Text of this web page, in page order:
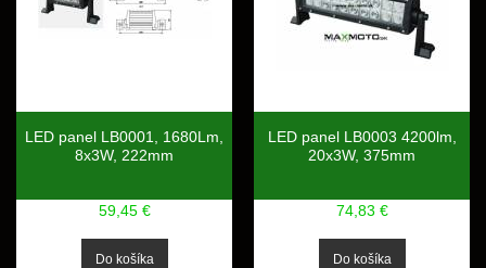
LED panel LB0001, 1680Lm,
8x3W, 222mm
59,45 €
LED panel LB0003 4200lm,
20x3W, 375mm
74,83 €